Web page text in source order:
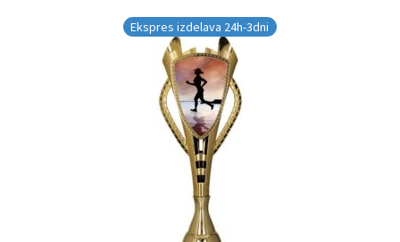
Ekspres izdelava 24h-3dni